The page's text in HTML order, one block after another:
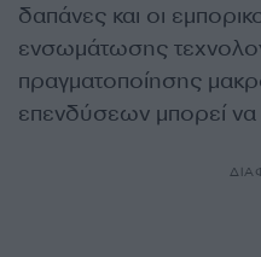
δαπάνες και οι
ενσωμάτωσης
πραγματοποίησης
επενδύσεων μπορεί να